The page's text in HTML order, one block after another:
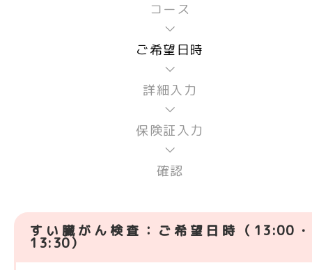
コース
ご希望日時
詳細入力
保険証入力
確認
すい臓がん検査：ご希望日時（13:00・
13:30）